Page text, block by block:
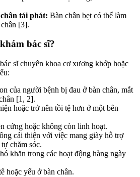
tái phát: Bàn chân bẹt có thể làm
[3].
bác sĩ?
sĩ chuyên khoa cơ xương khớp hoặc
của người bệnh bị đau ở bàn chân, mắt
[1, 2].
hoặc trở nên tồi tệ hơn ở một bên
cứng hoặc không còn linh hoạt.
cải thiện với việc mang giày hỗ trợ
chăm sóc.
khăn trong các hoạt động hàng ngày
hoặc yếu ở bàn chân.